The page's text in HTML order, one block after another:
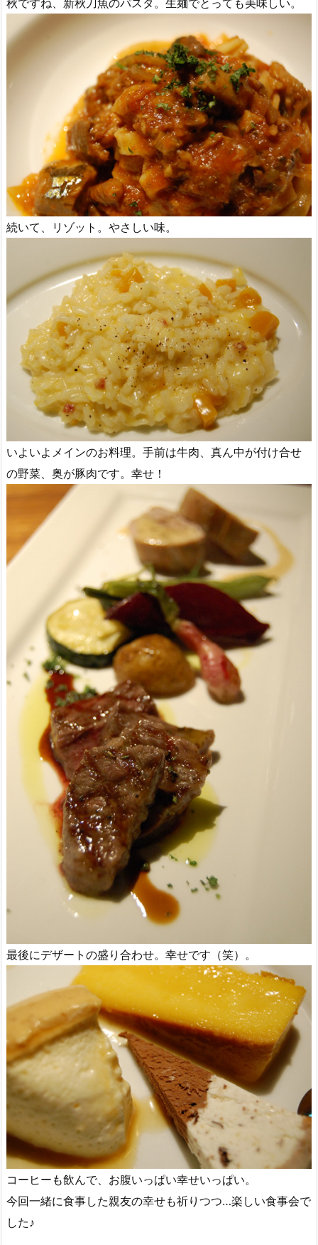
続いて、リゾット。やさしい味。
いよいよメインのお料理。手前は牛肉、真ん中が付け合せ
の野菜、奥が豚肉です。幸せ！
最後にデザートの盛り合わせ。幸せです（笑）。
コーヒーも飲んで、お腹いっぱい幸せいっぱい。
今回一緒に食事した親友の幸せも祈りつつ…楽しい食事会で
した♪